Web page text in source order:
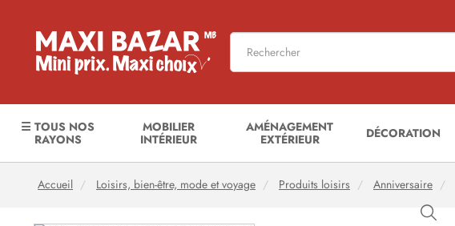
☰ TOUS NOS
RAYONS
MOBILIER
INTÉRIEUR
AMÉNAGEMENT
EXTÉRIEUR
DÉCORATION
Accueil Loisirs, bien-être, mode et voyage Produits loisirs Anniversaire